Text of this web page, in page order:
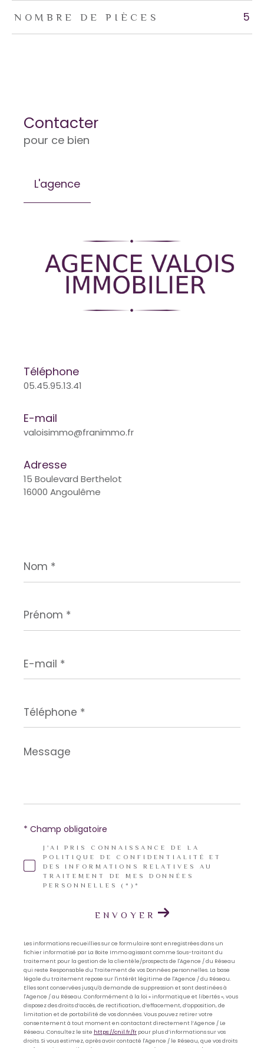
NOMBRE DE PIÈCES 5
Contacter
pour ce bien
L'agence
Téléphone
05.45.95.13.41
E-mail
valoisimmo@franimmo.fr
Adresse
15 Boulevard Berthelot
16000 Angoulême
*
*
mail
*
*
Message
*
J'AI PRIS CONNAISSANCE DE LA
POLITIQUE DE CONFIDENTIALITÉ ET
DES INFORMATIONS RELATIVES AU
TRAITEMENT DE MES DONNÉES
PERSONNELLES (*)*
* Champ obligatoire
ENVOYER
Les informations recueillies sur ce formulaire sont enregistrées dans un
fichier informatisé par La Boite Immo agissant comme Sous-traitant du
traitement pour la gestion de la clientèle/prospects de l'Agence / du Réseau
qui reste Responsable du Traitement de vos Données personnelles. La base
légale du traitement repose sur l'intérêt légitime de l'Agence / du Réseau.
Elles sont conservées jusqu'à demande de suppression et sont destinées à
l'Agence / au Réseau. Conformément à la loi « informatique et libertés », vous
disposez des droits d’accès, de rectification, d’effacement, d’opposition, de
limitation et de portabilité de vos données. Vous pouvez retirer votre
consentement à tout moment en contactant directement l’Agence / Le
Réseau. Consultez le site https://cnil.fr/fr pour plus d’informations sur vos
droits. Si vous estimez, après avoir contacté l'Agence / le Réseau, que vos droits